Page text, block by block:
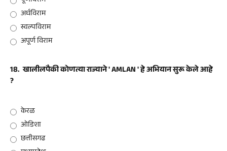
अर्धविराम
स्वल्पविराम
अपूर्ण विराम
18. खालीलपैकी कोणत्या राज्याने ' AMLAN ' हे अभियान सुरू केले आहे
?
केरळ
ओडिशा
छत्तीसगढ